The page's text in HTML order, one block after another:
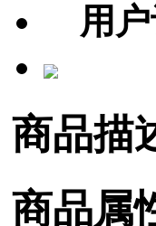
用户
商品描
商品属